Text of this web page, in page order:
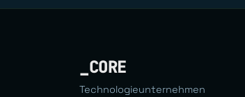
_CORE
Technologieunternehmen